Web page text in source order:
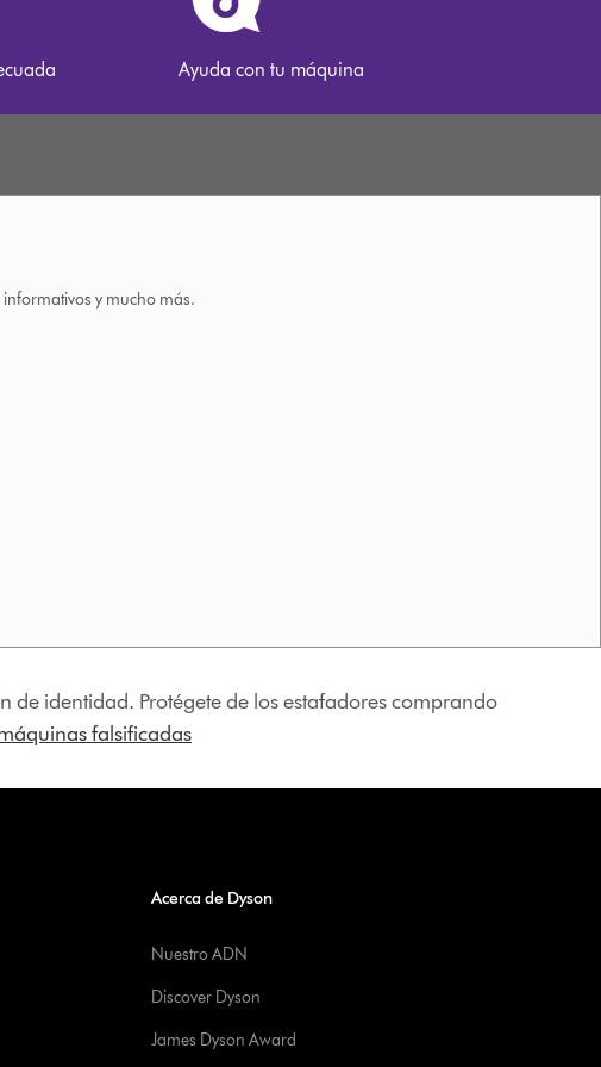
Ayuda con tu máquina
y mucho más.
de identidad. Protégete de los estafadores comprando
falsificadas
Acerca de Dyson
Nuestro ADN
Discover Dyson
James Dyson Award